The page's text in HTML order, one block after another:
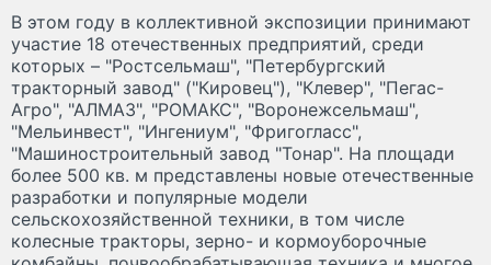
В этом году в коллективной экспозиции принимают
участие 18 отечественных предприятий, среди
которых – "Ростсельмаш", "Петербургский
тракторный завод" ("Кировец"), "Клевер", "Пегас-
Агро", "АЛМАЗ", "РОМАКС", "Воронежсельмаш",
"Мельинвест", "Ингениум", "Фригогласс",
"Машиностроительный завод "Тонар". На площади
более 500 кв. м представлены новые отечественные
разработки и популярные модели
сельскохозяйственной техники, в том числе
колесные тракторы, зерно- и кормоуборочные